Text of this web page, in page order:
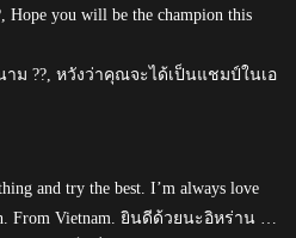
Hope you will be the champion this
ม ??, หวังว่าคุณจะได้เป็นแชมป์ในเอ
and try the best. I’m always love
From Vietnam. ยินดีด้วยนะอิหร่าน …